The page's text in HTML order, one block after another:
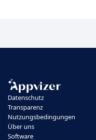
Datenschutz
Transparenz
Nutzungsbedingungen
Über uns
Software